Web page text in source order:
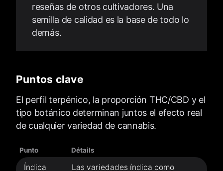
reseñas de otros cultivadores. Una
semilla de calidad es la base de todo lo
demás.
Puntos clave
El perfil terpénico, la proporción THC/CBD y el
tipo botánico determinan juntos el efecto real
de cualquier variedad de cannabis.
Punto Détails
Índica
Las variedades índica como